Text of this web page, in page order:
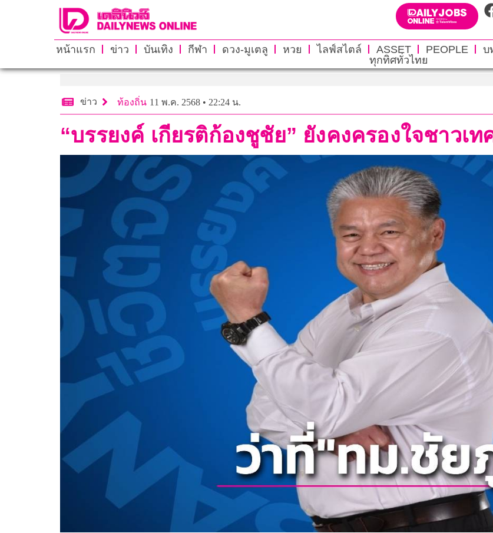
หน้าแรก ข่าว บันเทิง กีฬา ดวง-มูเตลู หวย ไลฟ์สไตล์ ASSET PEOPLE บ
ทุกทิศทั่วไทย
ข่าว ท้องถิ่น 11 พ.ค. 2568 • 22:24 น.
“บรรยงค์ เกียรติก้องชูชัย” ยังคงครองใจชาวเ